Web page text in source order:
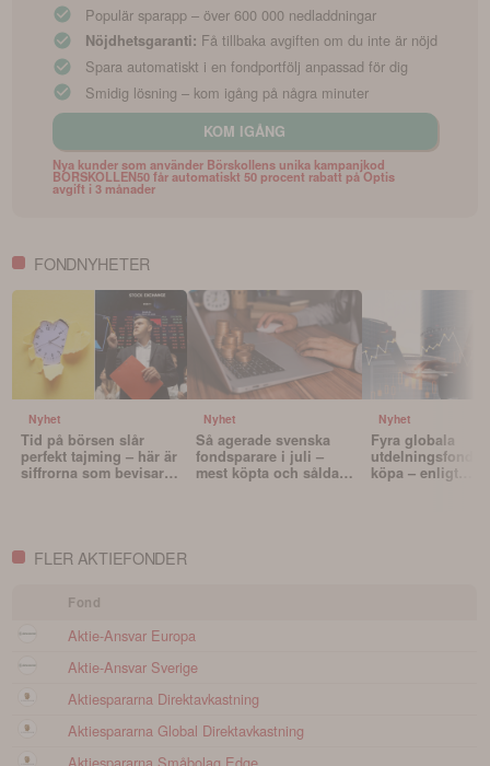
Populär sparapp – över 600 000 nedladdningar
Nöjdhetsgaranti: Få tillbaka avgiften om du inte är nöjd
Spara automatiskt i en fondportfölj anpassad för dig
Smidig lösning – kom igång på några minuter
KOM IGÅNG
Nya kunder som använder Börskollens unika kampanjkod
BORSKOLLEN50 får automatiskt 50 procent rabatt på Optis
avgift i 3 månader
FONDNYHETER
Nyhet
Tid på börsen slår
perfekt tajming – här är
siffrorna som bevisar
Nyhet
Så agerade svenska
fondsparare i juli –
mest köpta och sålda
Nyhet
Fyra globala
utdelningsfonder
köpa – enligt
FLER AKTIEFONDER
Fond
Aktie-Ansvar Europa
Aktie-Ansvar Sverige
Aktiespararna Direktavkastning
Aktiespararna Global Direktavkastning